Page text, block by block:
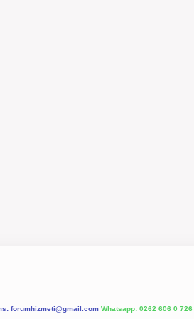
forumhizmeti@gmail.com Whatsapp: 0262 606 0 726